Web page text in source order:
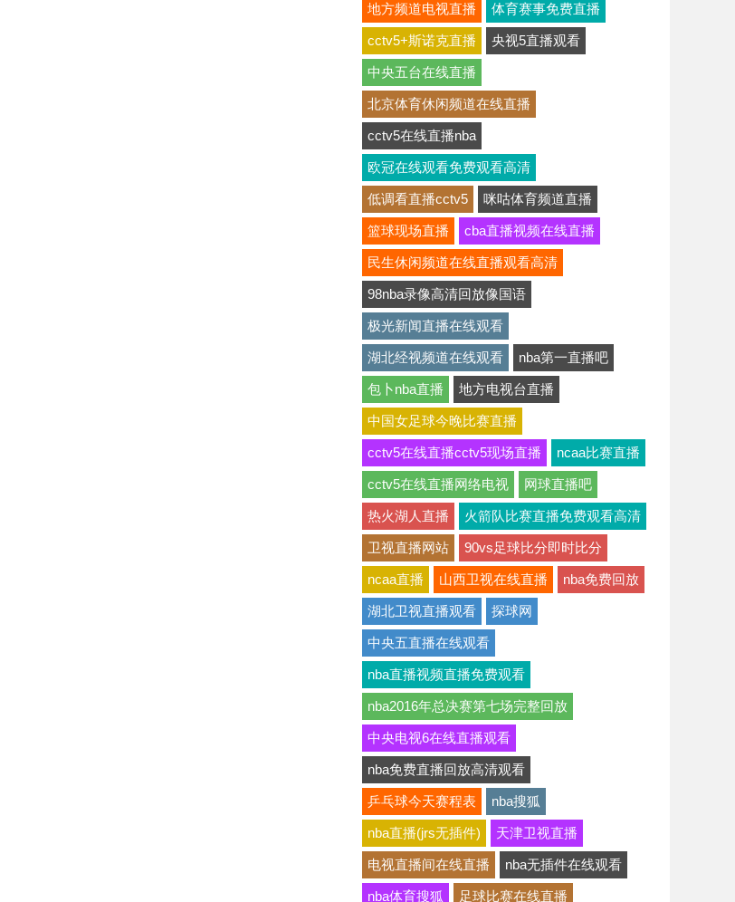
地方频道电视直播 体育赛事免费直播
cctv5+斯诺克直播 央视5直播观看
中央五台在线直播
北京体育休闲频道在线直播
cctv5在线直播nba
欧冠在线观看免费观看高清
低调看直播cctv5 咪咕体育频道直播
篮球现场直播 cba直播视频在线直播
民生休闲频道在线直播观看高清
98nba录像高清回放像国语
极光新闻直播在线观看
湖北经视频道在线观看 nba第一直播吧
包卜nba直播 地方电视台直播
中国女足球今晚比赛直播
cctv5在线直播cctv5现场直播 ncaa比赛直播
cctv5在线直播网络电视 网球直播吧
热火湖人直播 火箭队比赛直播免费观看高清
卫视直播网站 90vs足球比分即时比分
ncaa直播 山西卫视在线直播 nba免费回放
湖北卫视直播观看 探球网
中央五直播在线观看
nba直播视频直播免费观看
nba2016年总决赛第七场完整回放
中央电视6在线直播观看
nba免费直播回放高清观看
乒乓球今天赛程表 nba搜狐
nba直播(jrs无插件) 天津卫视直播
电视直播间在线直播 nba无插件在线观看
nba体育搜狐 足球比赛在线直播